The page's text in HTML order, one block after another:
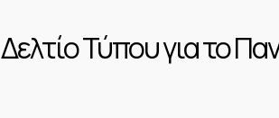
Δελτίο Τύπου για το